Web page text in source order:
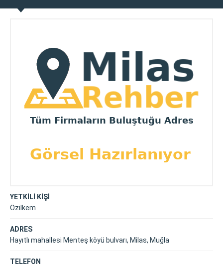
YETKİLİ KİŞİ
Özilkem
ADRES
Hayıtlı mahallesi Menteş köyü bulvarı, Milas, Muğla
TELEFON